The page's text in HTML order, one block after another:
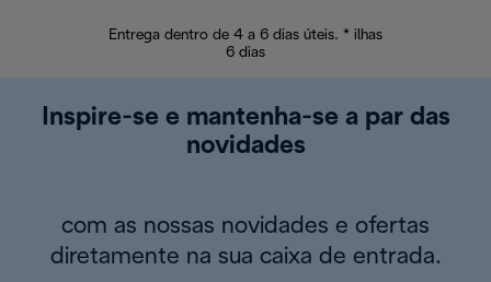
Entrega dentro de 4 a 6 dias úteis. * ilhas
6 dias
Inspire-se e mantenha-se a par das
novidades
com as nossas novidades e ofertas
diretamente na sua caixa de entrada.